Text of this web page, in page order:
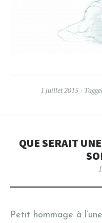
1 juillet 2015
QUE SERAIT
Petit hommage à